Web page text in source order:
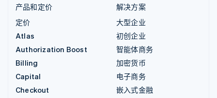
产品和定价
定价
Atlas
Authorization Boost
Billing
Capital
Checkout
解决方案
大型企业
初创企业
智能体商务
加密货币
电子商务
嵌入式金融